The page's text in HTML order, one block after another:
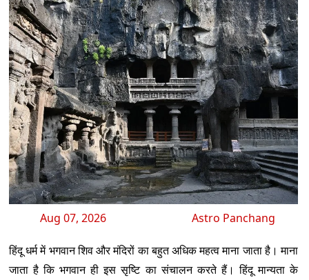
Aug 07, 2026 Astro Panchang
हिंदू धर्म में भगवान शिव और मंदिरों का बहुत अधिक महत्व माना जाता है। माना
जाता है कि भगवान ही इस सृष्टि का संचालन करते हैं। हिंदू मान्यता के